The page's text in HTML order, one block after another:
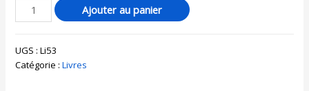
Ajouter au panier
UGS :Li53
Catégorie :Livres